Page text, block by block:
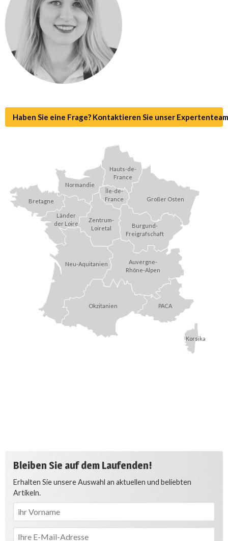
Haben Sie eine Frage? Kontaktieren Sie unser
Île-de-
France
Hauts-de-
France
Normandie
Bretagne
Länder
der Loire
Zentrum-
Loiretal
Neu-Aquitanien
Okzitanien
Korsika
PACA
Auvergne-
Rhône-Alpen
Burgund-
Freigrafschaft
Großer Osten
Bleiben Sie auf dem Laufenden!
Erhalten Sie unsere Auswahl an aktuellen und beliebten
Artikeln.